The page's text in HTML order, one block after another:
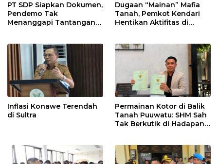
PT SDP Siapkan Dokumen,
Pendemo Tak
Menanggapi Tantangan
Dugaan “Mainan” Mafia
Tanah, Pemkot Kendari
Hentikan Aktifitas di
Inflasi Konawe Terendah
di Sultra
Permainan Kotor di Balik
Tanah Puuwatu: SHM Sah
Tak Berkutik di Hadapan